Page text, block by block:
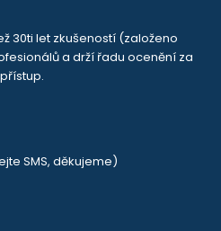
30ti let zkušeností (založeno
a drží řadu ocenění za
SMS, děkujeme)